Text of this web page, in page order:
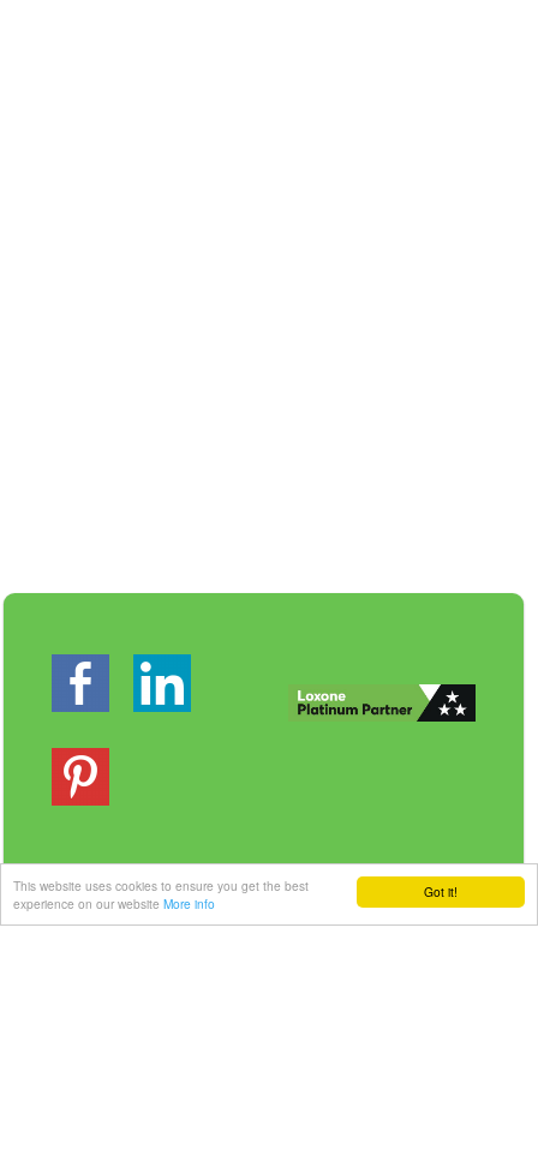
Got it!
This website uses cookies to ensure you get the best
experience on our website More info
Veilig betalen | Snelle levering